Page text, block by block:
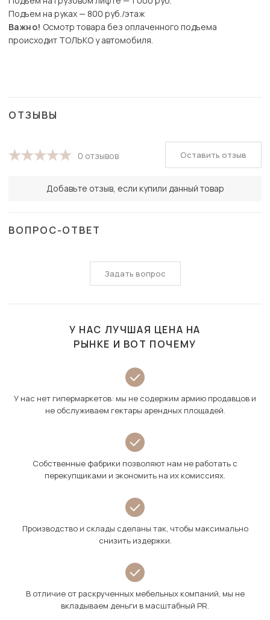
Подъем на руках — 800 руб./этаж
Важно! Осмотр товара без оплаченного подъема
происходит ТОЛЬКО у автомобиля.
ОТЗЫВЫ
0 отзывов
Добавьте отзыв, если купили данный товар
Оставить отзыв
ВОПРОС-ОТВЕТ
Задать вопрос
У НАС ЛУЧШАЯ ЦЕНА НА
РЫНКЕ И ВОТ ПОЧЕМУ
У нас нет гипермаркетов: мы не содержим армию продавцов и
не обслуживаем гектары арендных площадей.
Собственные фабрики позволяют нам не работать с
перекупщиками и экономить на их комиссиях.
Производство и склады сделаны так, чтобы максимально
снизить издержки.
В отличие от раскрученных мебельных компаний, мы не
вкладываем деньги в масштабный PR.